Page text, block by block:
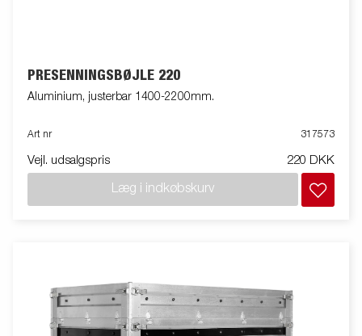
PRESENNINGSBØJLE 220
Aluminium, justerbar 1400-2200mm.
Art nr 317573
Vejl. udsalgspris 220 DKK
Læg i indkøbskurv